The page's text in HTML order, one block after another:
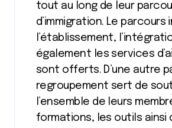
tout au long de leur
d’immigration. Le parcours
l’établissement,
également les services
sont offerts. D’une autre
regroupement sert de
l’ensemble de leurs
formations, les outils ainsi